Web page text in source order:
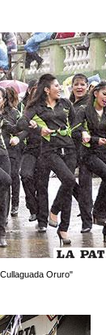
Oruro"